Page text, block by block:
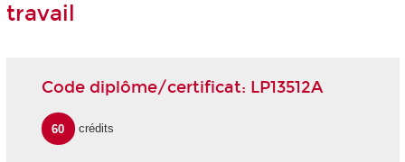
travail
Code diplôme/certificat: LP13512A
60 crédits